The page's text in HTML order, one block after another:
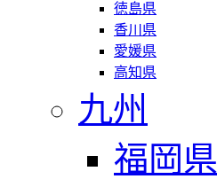
徳島県
香川県
愛媛県
高知県
九州
福岡県